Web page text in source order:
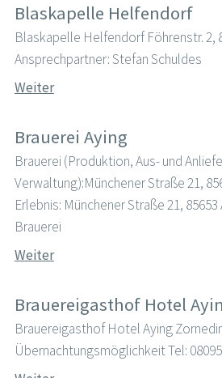
Blaskapelle Helfendorf
Blaskapelle Helfendorf Föhrenstr. 2,
Ansprechpartner: Stefan Schuldes
Weiter
Brauerei Aying
Brauerei (Produktion, Aus- und
Verwaltung):Münchener Straße 21,
Erlebnis: Münchener Straße 21,
Brauerei
Weiter
Brauereigasthof Hotel
Brauereigasthof Hotel Aying
Übernachtungsmöglichkeit Tel: